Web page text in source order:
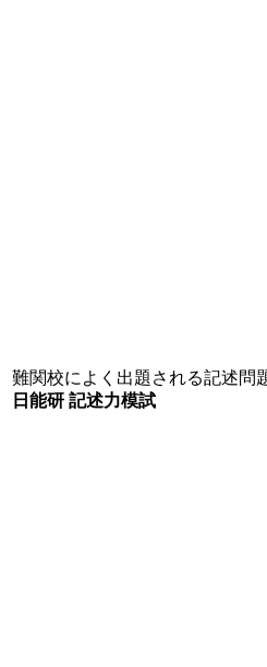
難関校によく出題される記述問
日能研 記述力模試